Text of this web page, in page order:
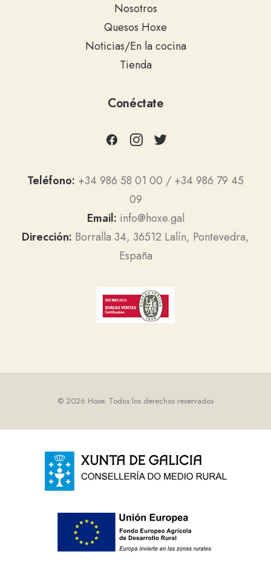
Nosotros
Quesos Hoxe
Noticias/En la cocina
Tienda
Conéctate
Teléfono: +34 986 58 01 00 / +34 986 79 45
09
Email: info@hoxe.gal
Dirección: Borralla 34, 36512 Lalín, Pontevedra,
España
© 2026 Hoxe. Todos los derechos reservados